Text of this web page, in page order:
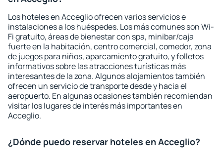
Los hoteles en Acceglio ofrecen varios servicios e
instalaciones a los huéspedes. Los más comunes son Wi-
Fi gratuito, áreas de bienestar con spa, minibar/caja
fuerte en la habitación, centro comercial, comedor, zona
de juegos para niños, aparcamiento gratuito, y folletos
informativos sobre las atracciones turísticas más
interesantes de la zona. Algunos alojamientos también
ofrecen un servicio de transporte desde y hacia el
aeropuerto. En algunas ocasiones también recomiendan
visitar los lugares de interés más importantes en
Acceglio.
¿Dónde puedo reservar hoteles en Acceglio?